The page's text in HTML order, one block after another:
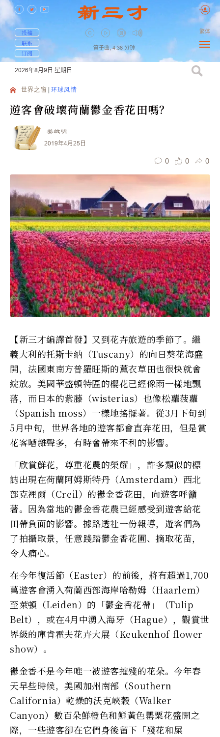
投稿
联系
订阅
笛子曲, 4:38 分钟
繁体
2026年8月9日 星期日
世界之窗 环球风情
遊客會破壞荷蘭鬱金香花田嗎？
姜啟明
2019年4月25日
0 0 0
【新三才編譯首發】又到花卉旅遊的季節了。繼
義大利的托斯卡納（Tuscany）的向日葵花海盛
開，法國東南方普羅旺斯的薰衣草田也很快就會
綻放。美國華盛頓特區的櫻花已經像雨一樣地飄
落，而日本的紫藤（wisterias）也像松蘿菠蘿
（Spanish moss）一樣地搖擺著。從3月下旬到
5月中旬，世界各地的遊客都會直奔花田，但是賞
花客嘈雜聲多，有時會帶來不利的影響。
「欣賞鮮花，尊重花農的榮耀」，許多類似的標
誌出現在荷蘭阿姆斯特丹（Amsterdam）西北
部克裡爾（Creil）的鬱金香花田，向遊客呼籲
著。因為當地的鬱金香花農已經感受到遊客給花
田帶負面的影響。據路透社一份報導，遊客們為
了拍攝取景，任意踐踏鬱金香花圃、摘取花苗，
令人痛心。
在今年復活節（Easter）的前後，將有超過1,700
萬遊客會湧入荷蘭西部海岸哈勒姆（Haarlem）
至萊頓（Leiden）的「鬱金香花帶」（Tulip
Belt），或在4月中湧入海牙（Hague），觀賞世
界級的庫肯霍夫花卉大展（Keukenhof flower
show）。
鬱金香不是今年唯一被遊客摧殘的花朵。今年春
天早些時候，美國加州南部（Southern
California）乾燥的沃克峽穀（Walker
Canyon）數百朵鮮橙色和鮮黃色罌粟花盛開之
際，一些遊客卻在它們身後留下「殘花和屎